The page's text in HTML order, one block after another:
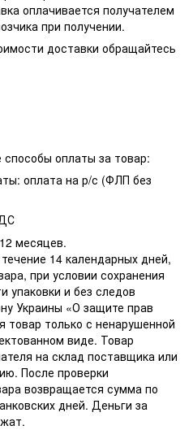
оплачивается получателем
при получении.
доставки обращайтесь
оплаты за товар:
оплата на р/с (ФЛП без
месяцев.
14 календарных дней,
при условии сохранения
упаковки и без следов
Украины «О защите прав
товар только с ненарушенной
виде. Товар
на склад поставщика или
После проверки
возвращается сумма по
дней. Деньги за